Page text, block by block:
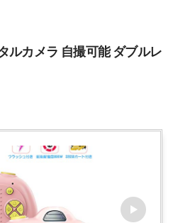
ルカメラ 自撮可能 ダブルレ